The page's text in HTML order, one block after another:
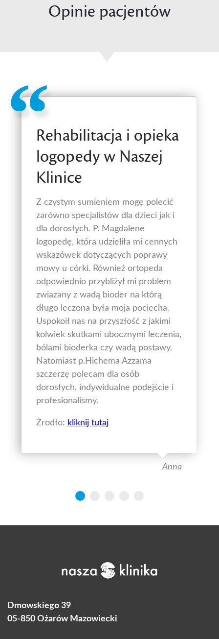
Opinie pacjentów
Rehabilitacja i opieka
logopedy w Naszej
Klinice
Z czystym sumieniem mogę polecić
zarówno specjalistów dla dzieci jak i
dla dorosłych. P. Magdalene
logopedę, która udzieliła mi cennych
wskazówek dotyczących poprawy
mowy u córki. Również ortopeda
odpowiednio przybliżył mi problem
zwiazany z wadą bioder na którą
długo leczona była moja pociecha.
Uspokoił nas na przyszłość z jakimi
kolwiek skutkami ubocznymi leczenia,
bólami bioderka czy wadą postawy.
Natomiast p.Hichema Azzama
szczerzę polecam dla osób
dorosłych, indywidualne podejście i
profesionalismy.
Żrodło: kliknij tutaj
Anna
Dmowskiego 39
05-850 Ożarów Mazowiecki